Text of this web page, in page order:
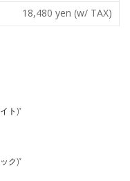
18,480 yen (w/ TAX)
ト)”
ク)”